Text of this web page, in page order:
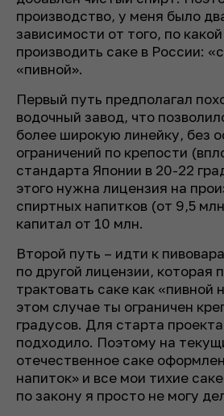
производство, у меня было
зависимости от того, по
производить саке в России:
«пивной».
Первый путь предполагал
водочный завод, что
более широкую линейку, без
ограничений по крепости
стандарта Японии в 20-22
этого нужна лицензия на
спиртных напитков (от 9,5
капитал от 10 млн.
Второй путь – идти к
по другой лицензии, которая
трактовать саке как «пивной
этом случае ты ограничен
градусов. Для старта
подходило. Поэтому на
отечественное саке
напиток» и все мои тихие
по закону я просто не могу